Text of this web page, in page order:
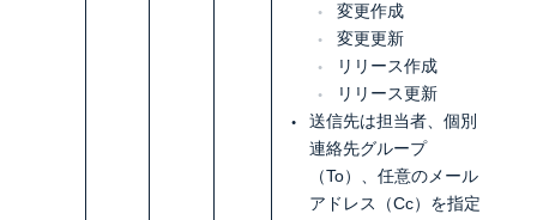
変更作成
変更更新
リリース作成
リリース更新
送信先は担当者、個別
連絡先グループ
（To）、任意のメール
アドレス（Cc）を指定